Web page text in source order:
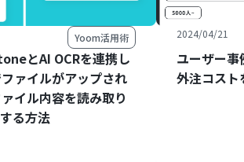
Yoom活用術
とAI OCRを連携し
ァイルがアップされ
イル内容を読み取り
る方法
2024/04/21
ユーザー
外注コスト